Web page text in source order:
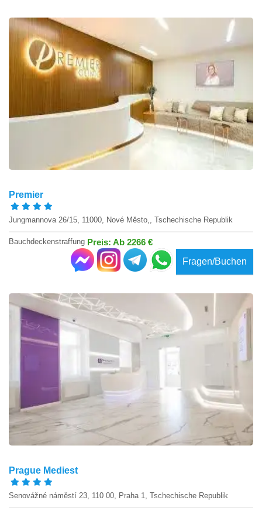
Premier
Jungmannova 26/15, 11000, Nové Město,, Tschechische Republik
Bauchdeckenstraffung Preis: Ab 2266 €
Fragen/Buchen
Prague Mediest
Senovážné náměstí 23, 110 00, Praha 1, Tschechische Republik